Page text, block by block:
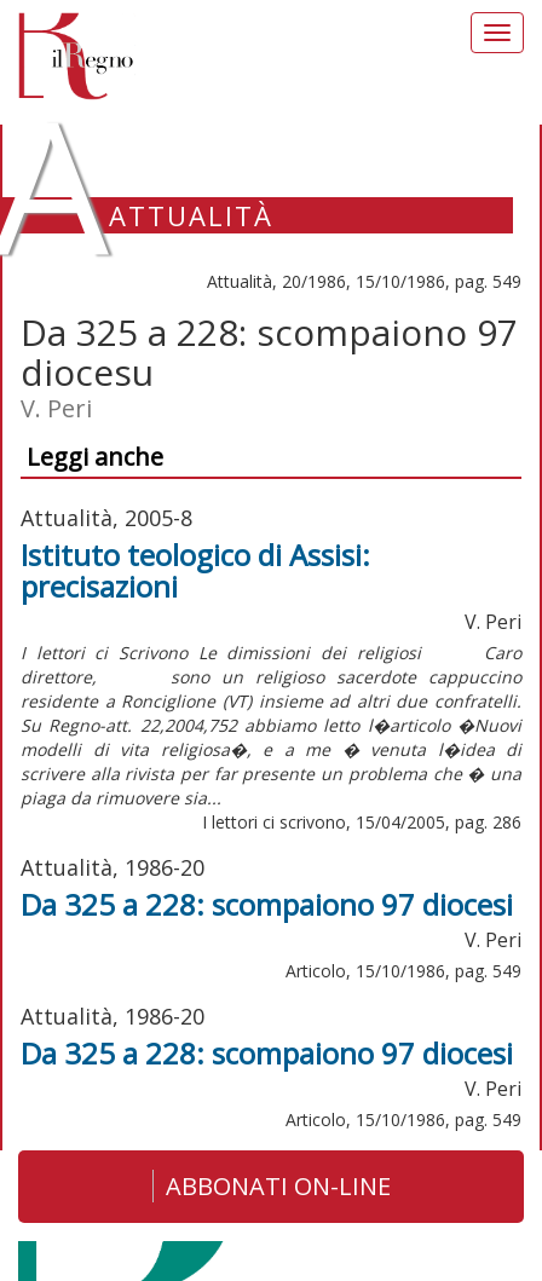
ATTUALITÀ
Attualità, 20/1986, 15/10/1986, pag. 549
Da 325 a 228: scompaiono 97
diocesu
V. Peri
Leggi anche
Attualità, 2005-8
Istituto teologico di Assisi:
precisazioni
V. Peri
I lettori ci Scrivono Le dimissioni dei religiosi Caro
direttore, sono un religioso sacerdote cappuccino
residente a Ronciglione (VT) insieme ad altri due confratelli.
Su Regno-att. 22,2004,752 abbiamo letto l�articolo �Nuovi
modelli di vita religiosa�, e a me � venuta l�idea di
scrivere alla rivista per far presente un problema che � una
piaga da rimuovere sia...
I lettori ci scrivono, 15/04/2005, pag. 286
Attualità, 1986-20
Da 325 a 228: scompaiono 97 diocesi
V. Peri
Articolo, 15/10/1986, pag. 549
Attualità, 1986-20
Da 325 a 228: scompaiono 97 diocesi
V. Peri
Articolo, 15/10/1986, pag. 549
ABBONATI ON-LINE